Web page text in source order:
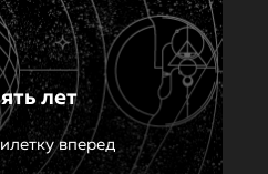
лет
вперед